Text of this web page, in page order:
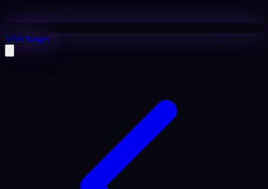
Télécharger